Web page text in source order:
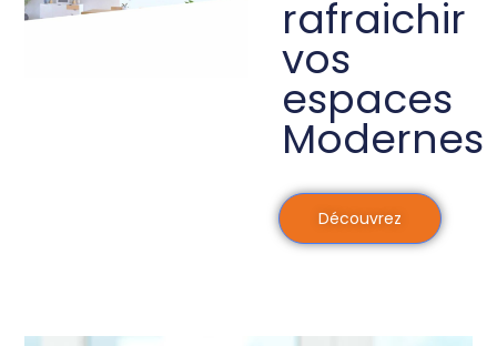
rafraichir
vos
espaces
Modernes
Découvrez